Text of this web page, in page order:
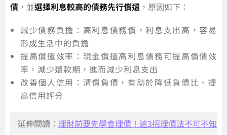
債 ，並選擇利息較高的債務先行償還 ，原因如下：
減少債務負擔：高利息債務償，利息支出高，容易
形成生活中的負擔
提高償還效率：現金償還高利息債務可提高償債效
率，減少還款期，進而減少利息支出
改善個人信用：清償負債，有助於降低負債比、提
高信用評分
延伸閱讀： 理財前要先學會理債！這3招理債法不可不知